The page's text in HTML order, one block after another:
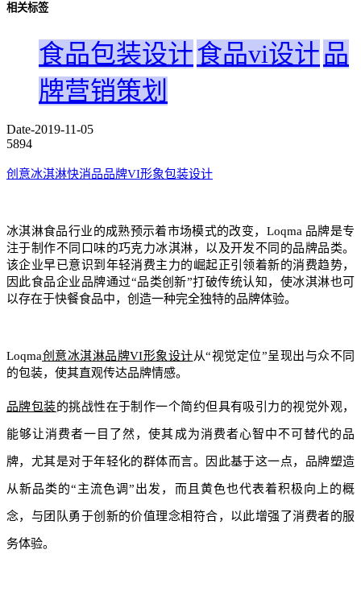
相关标签
食品包装设计食品vi设计品
牌营销策划
Date-2019-11-05
5894
创意冰淇淋快消品品牌VI形象包装设计
冰淇淋食品行业的成熟预示着市场模式的改变，Loqma 品牌是专
注于制作不同口味的巧克力冰淇淋，以及开发不同的品牌品类。
该企业早已意识到年轻消费主力的崛起正引领着新的消费趋势，
因此食品企业品牌通过“品类创新”打破传统认知，使冰淇淋也可
以存在于快餐食品中，创造一种完全独特的品牌体验。
Loqma创意冰淇淋品牌VI形象设计从“视觉定位”呈现出与众不同
的包装，使其直观传达品牌情感。
品牌包装的挑战性在于制作一个简约但具有吸引力的视觉外观，
能够让消费者一目了然，使其成为消费者心智中不可替代的品
牌，尤其是对于年轻化的群体而言。因此基于这一点，品牌塑造
从新品类的“主流色调”出发，而且黄色也代表着积极向上的概
念，与团队勇于创新的价值理念相符合，以此增强了消费者的服
务体验。